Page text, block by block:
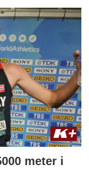
meter i